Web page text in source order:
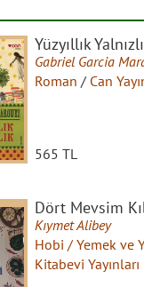
Yüzyıllık
Gabriel Garcia
Roman / Can
565 TL
Dört Mevsim
Kıymet Alibey
Hobi / Yemek ve
Kitabevi Yayınları